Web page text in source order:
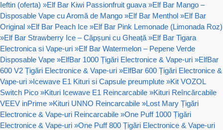
Ieftin (oferta) »Elf Bar Kiwi Passionfruit guava »Elf Bar Mango –
Disposable Vape cu Aromă de Mango »Elf Bar Menthol »Elf Bar
Original »Elf Bar Peach Ice »Elf Bar Pink Lemonade (Limonada Roz)
»Elf Bar Strawberry Ice – Căpșuni cu Gheață »Elf Bar Tigara
Electronica si Vape-uri »Elf Bar Watermelon – Pepene Verde
Disposable Vape »ElfBar 1000 Țigări Electronice & Vape-uri »ElfBar
600 V2 Țigări Electronice & Vape-uri »ElfBar 600 Țigări Electronice &
Vape-uri »Icewave E1 Kituri si Capsule preumplute »Kit VOZOL
Switch Pico »Kituri Icewave E1 Reincarcabile »Kituri Reîncărcabile
VEEV inPrime »Kituri UNNO Reincarcabile »Lost Mary Țigări
Electronice & Vape-uri Reincarcabile »One Puff 1000 Țigări
Electronice & Vape-uri »One Puff 800 Țigări Electronice & Vape-uri